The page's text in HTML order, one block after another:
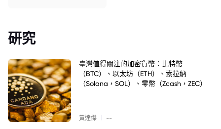
研究
臺灣值得關注的加密貨幣：比特幣
（BTC）、以太坊（ETH）、索拉納
（Solana，SOL）、零幣（Zcash，ZEC）
黃達傑 --